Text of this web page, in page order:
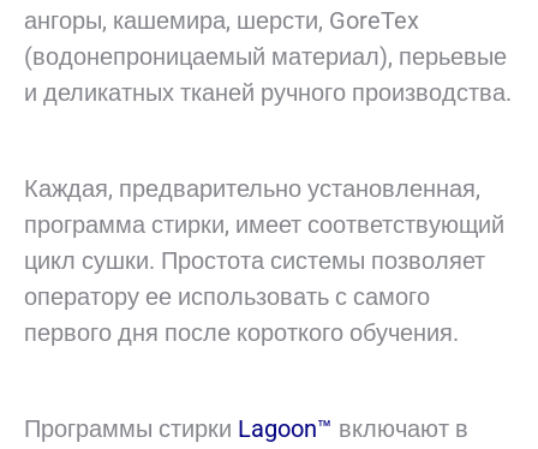
ангоры, кашемира, шерсти, GoreTex
(водонепроницаемый материал), перьевые
и деликатных тканей ручного производства.
Каждая, предварительно установленная,
программа стирки, имеет соответствующий
цикл сушки. Простота системы позволяет
оператору ее использовать с самого
первого дня после короткого обучения.
Программы стирки Lagoon™ включают в